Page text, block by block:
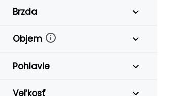
Brzda
Objem
Pohlavie
Veľkosť